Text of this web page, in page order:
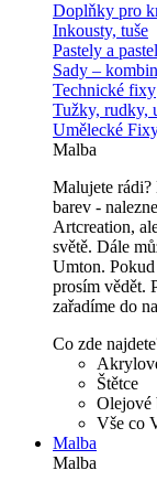
Doplňky pro
Inkousty, tuše
Pastely a
Sady –
Technické fixy
Tužky, rudky,
Umělecké
Malba
Malujete
barev -
Artcreation,
světě. Dále
Umton.
prosím vědět.
zařadíme do
Co zde
Štětce
Olejové
Vše co
Malba
Malba